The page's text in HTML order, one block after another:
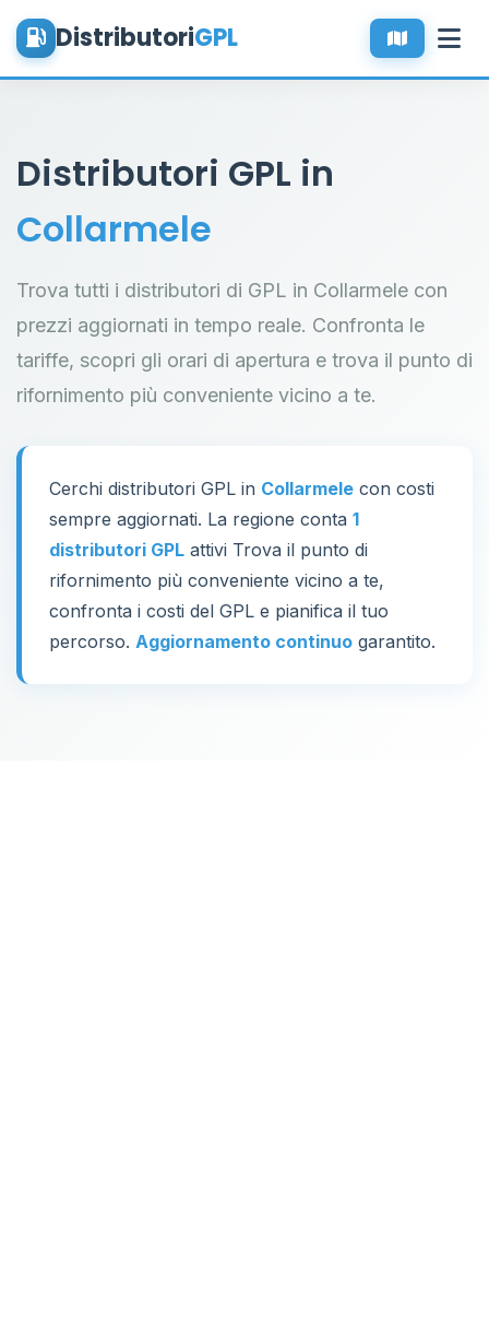
DistributoriGPL
Distributori GPL in
Collarmele
Trova tutti i distributori di GPL in Collarmele con
prezzi aggiornati in tempo reale. Confronta le
tariffe, scopri gli orari di apertura e trova il punto di
rifornimento più conveniente vicino a te.
Cerchi distributori GPL in Collarmele con costi
sempre aggiornati. La regione conta 1
distributori GPL attivi Trova il punto di
rifornimento più conveniente vicino a te,
confronta i costi del GPL e pianifica il tuo
percorso. Aggiornamento continuo garantito.